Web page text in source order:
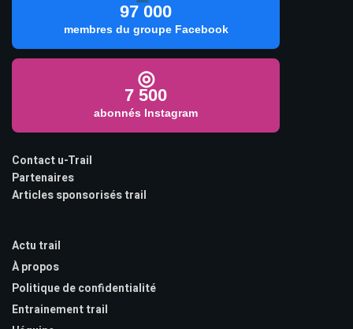
97 000
membres du groupe Facebook
◎
7 500
abonnés Instagram
Contact u-Trail
Partenaires
Articles sponsorisés trail
Actu trail
À propos
Politique de confidentialité
Entrainement trail